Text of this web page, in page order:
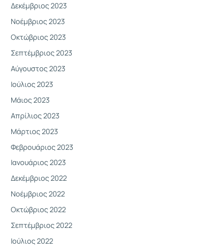
Δεκέμβριος 2023
Νοέμβριος 2023
Οκτώβριος 2023
Σεπτέμβριος 2023
Αύγουστος 2023
Ιούλιος 2023
Μάιος 2023
Απρίλιος 2023
Μάρτιος 2023
Φεβρουάριος 2023
Ιανουάριος 2023
Δεκέμβριος 2022
Νοέμβριος 2022
Οκτώβριος 2022
Σεπτέμβριος 2022
Ιούλιος 2022